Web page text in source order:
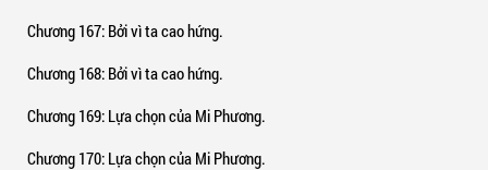
Chương 167: Bởi vì ta cao hứng.
Chương 168: Bởi vì ta cao hứng.
Chương 169: Lựa chọn của Mi Phương.
Chương 170: Lựa chọn của Mi Phương.